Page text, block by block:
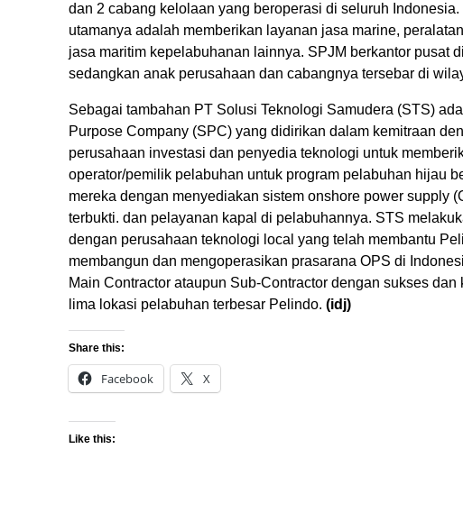
dan 2 cabang kelolaan yang beroperasi di seluruh
utamanya adalah memberikan layanan jasa marine,
jasa maritim kepelabuhanan lainnya. SPJM berkantor pusat
sedangkan anak perusahaan dan cabangnya tersebar di
Sebagai tambahan PT Solusi Teknologi Samudera (STS)
Purpose Company (SPC) yang didirikan dalam kemitraan
perusahaan investasi dan penyedia teknologi untuk
operator/pemilik pelabuhan untuk program pelabuhan hijau
mereka dengan menyediakan sistem onshore power supply
terbukti. dan pelayanan kapal di pelabuhannya. STS
dengan perusahaan teknologi local yang telah membantu
membangun dan mengoperasikan prasarana OPS di
Main Contractor ataupun Sub-Contractor dengan sukses dan
lima lokasi pelabuhan terbesar Pelindo. (idj)
Share this:
Facebook X
Like this: